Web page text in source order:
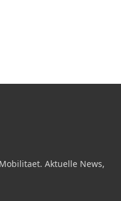
Aktuelle News,